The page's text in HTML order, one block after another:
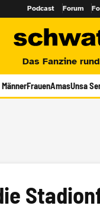
Podcast Forum
Das Fanzine
MännerFrauenAmasUnsa